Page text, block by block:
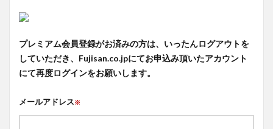
プレミアム会員登録がお済みの方は、いったんログアウトを
していただき、Fujisan.co.jpにてお申込み頂いたアカウント
にて再度ログインをお願いします。
メールアドレス※